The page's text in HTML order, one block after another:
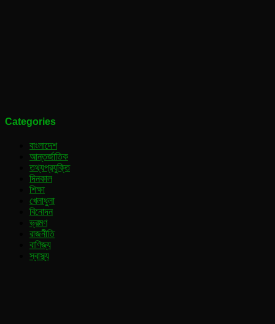
Categories
বাংলাদেশ
আন্তর্জাতিক
তথ্যপ্রযুক্তি
দিনকাল
শিক্ষা
খেলাধুলা
বিনোদন
ভ্রমণ
রাজনীতি
বাণিজ্য
স্বাস্থ্য